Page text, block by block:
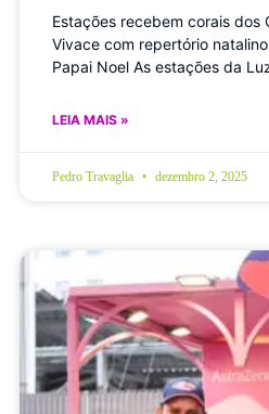
Estações recebem corais dos
Vivace com repertório
Papai Noel As estações da
LEIA MAIS »
Pedro Travaglia dezembro 2, 2025